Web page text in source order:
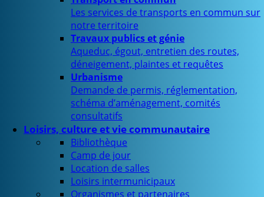
Les services de transports en commun sur
notre territoire
Travaux publics et génie
Aqueduc, égout, entretien des routes,
déneigement, plaintes et requêtes
Urbanisme
Demande de permis, réglementation,
schéma d’aménagement, comités
consultatifs
Loisirs, culture et vie communautaire
Bibliothèque
Camp de jour
Location de salles
Loisirs intermunicipaux
Organismes et partenaires